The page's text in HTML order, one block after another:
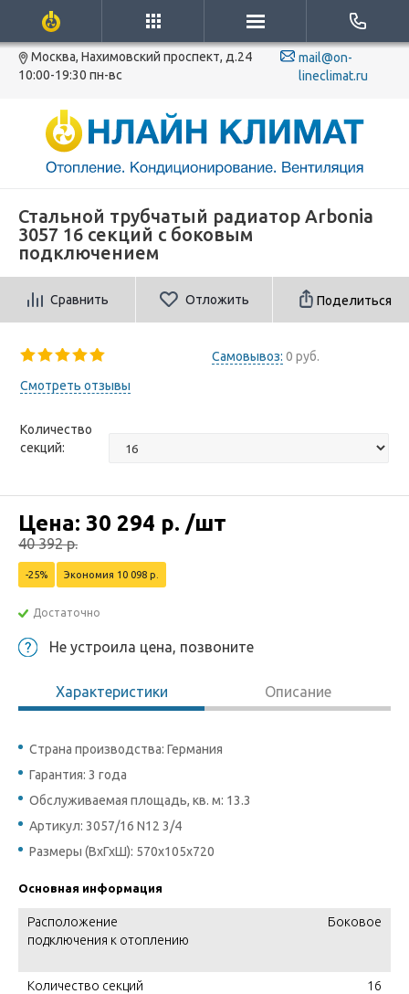
Москва, Нахимовский проспект, д.24
10:00-19:30 пн-вс
mail@on-
lineclimat.ru
Стальной трубчатый радиатор Arbonia
3057 16 секций с боковым
подключением
Сравнить Отложить Поделиться
Самовывоз: 0 руб.
Смотреть отзывы
Количество
секций:
Цена: 30 294 р. /шт
40 392р.
-25% Экономия 10 098 р.
Достаточно
Не устроила цена, позвоните
Характеристики Описание
Страна производства: Германия
Гарантия: 3 года
Обслуживаемая площадь, кв. м: 13.3
Артикул: 3057/16 N12 3/4
Размеры (ВхГхШ): 570х105х720
Основная информация
Расположение
подключения к отоплению
Боковое
Количество секций 16